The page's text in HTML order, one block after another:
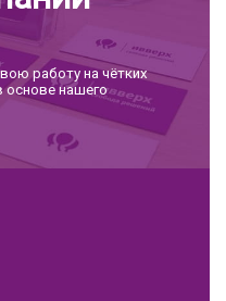
работу на чётких
основе нашего